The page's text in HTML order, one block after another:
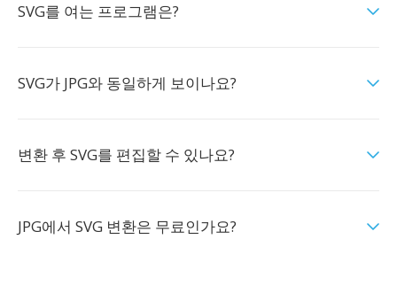
SVG를 여는 프로그램은?
SVG가 JPG와 동일하게 보이나요?
변환 후 SVG를 편집할 수 있나요?
JPG에서 SVG 변환은 무료인가요?